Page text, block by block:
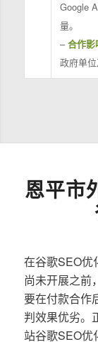
Google
量。
–合作影
政府单位
恩平市
在谷歌SEO优
尚未开展之前
要在付款合作
判效果优劣。
站谷歌SEO优